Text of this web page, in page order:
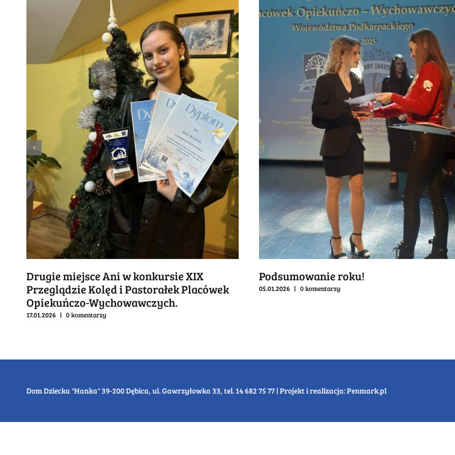
Ani w konkursie XIX
Kolęd i Pastorałek Placówek
Wychowawczych.
Podsumowanie roku!
05.01.2026 | 0 komentarzy
05.01.2026